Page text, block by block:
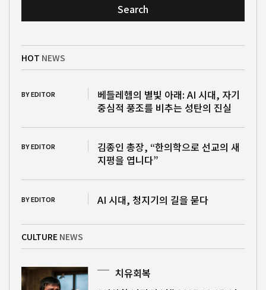
Search
HOT NEWS
BY EDITOR
베들레헴의 별빛 아래: AI 시대, 자기
중심적 풍조를 비추는 성탄의 진실
BY EDITOR
김종인 총장, “한의학으로 선교의 새
지평을 엽니다”
BY EDITOR AI 시대, 청지기의 길을 묻다
CULTURE NEWS
치유회복